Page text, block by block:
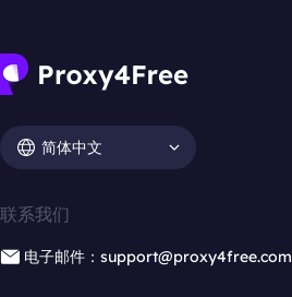
简体中文
联系我们
电子邮件：support@proxy4free.com